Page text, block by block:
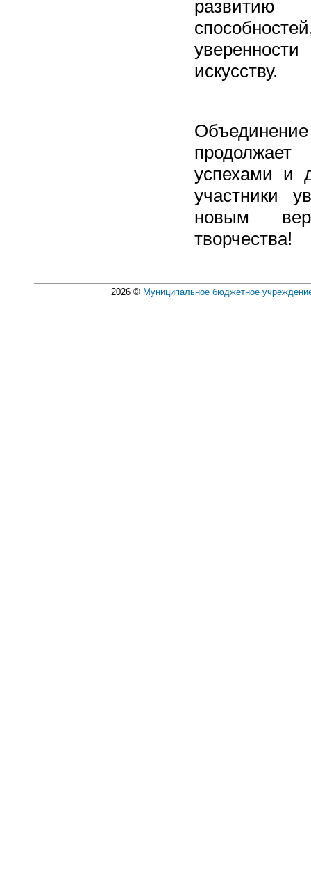
искусству.
успехами и
участники
новым
творчества!
2026 © Муниципальное бюджетное